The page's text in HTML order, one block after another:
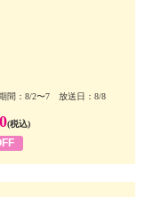
間：8/2〜7 放送日：8/8
(税込)